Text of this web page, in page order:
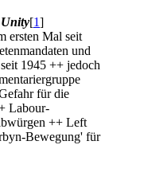
[1]
ersten Mal seit
und
1945 ++ jedoch
für die
Labour-
++ Left
Bewegung' für